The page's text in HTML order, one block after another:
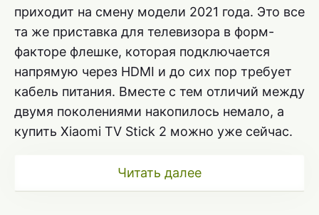
приходит на смену модели 2021 года. Это все
та же приставка для телевизора в форм-
факторе флешке, которая подключается
напрямую через HDMI и до сих пор требует
кабель питания. Вместе с тем отличий между
двумя поколениями накопилось немало, а
купить Xiaomi TV Stick 2 можно уже сейчас.
Читать далее